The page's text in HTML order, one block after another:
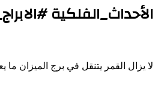
الأحداث_الفلكية #الابراج_اليوم
لا يزال القمر يتنقل في برج الميزان ما